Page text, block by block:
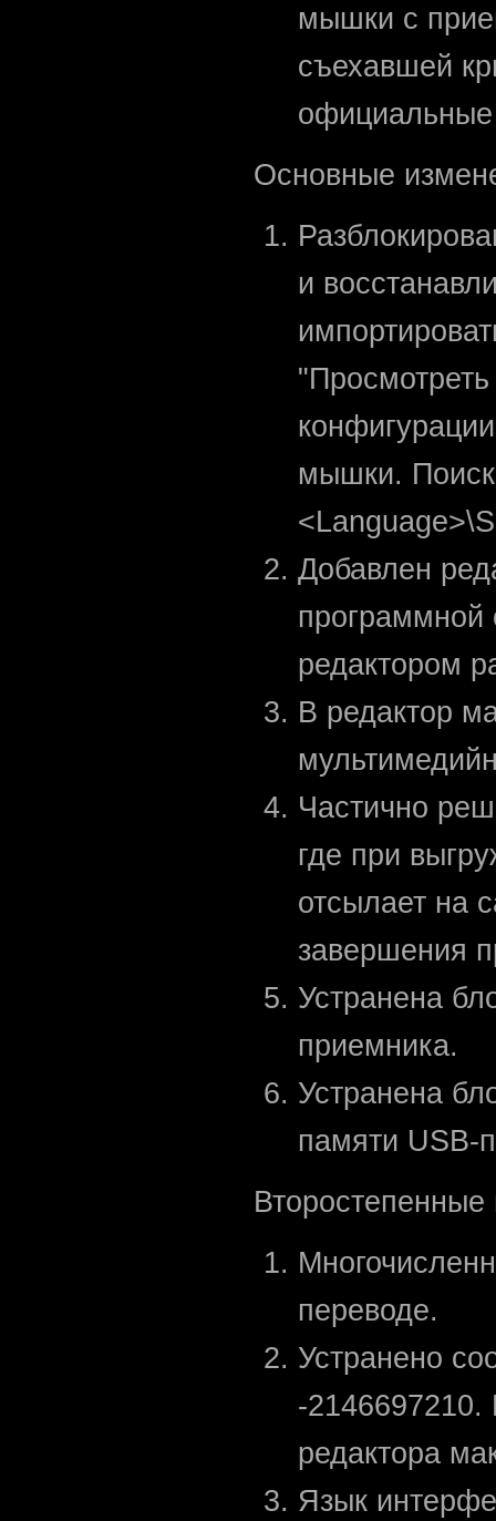
мышки с
съехавшей
официальные
Основные
и
мышки. Поиск
Добавлен
программной
редактором
В редактор
Частично
где при
отсылает на
завершения
Устранена
приемника.
Устранена
памяти USB-
переводе.
Устранено
-2146697210.
редактора
Язык